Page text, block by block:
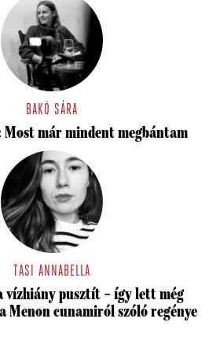
BAKÓ SÁRA
Most már mindent megbántam
TASI ANNABELLA
vízhiány pusztít – így lett még
Menon cunamiról szóló regénye